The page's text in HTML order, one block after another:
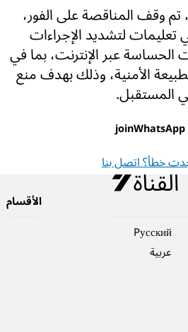
وقف المناقصة على الفور،
تعليمات لتشديد الإجراءات
الحساسة عبر الإنترنت، بما في
الأمنية، وذلك بهدف منع
المستقبل.
joinWhatsApp
خطأ؟ اتصل بنا
Pусский
عربية
الأقسام